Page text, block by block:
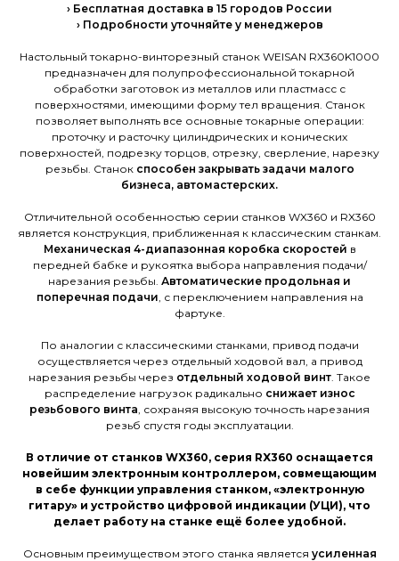
› Бесплатная доставка в 15 городов России
› Подробности уточняйте у менеджеров
Настольный токарно-винторезный станок WEISAN RX360K1000
предназначен для полупрофессиональной токарной
обработки заготовок из металлов или пластмасс с
поверхностями, имеющими форму тел вращения. Станок
позволяет выполнять все основные токарные операции:
проточку и расточку цилиндрических и конических
поверхностей, подрезку торцов, отрезку, сверление, нарезку
резьбы. Станок способен закрывать задачи малого
бизнеса, автомастерских.
Отличительной особенностью серии станков WX360 и RX360
является конструкция, приближенная к классическим станкам.
Механическая 4-диапазонная коробка скоростей в
передней бабке и рукоятка выбора направления подачи/
нарезания резьбы. Автоматические продольная и
поперечная подачи , с переключением направления на
фартуке.
По аналогии с классическими станками, привод подачи
осуществляется через отдельный ходовой вал, а привод
нарезания резьбы через отдельный ходовой винт . Такое
распределение нагрузок радикально снижает износ
резьбового винта , сохраняя высокую точность нарезания
резьб спустя годы эксплуатации.
В отличие от станков WX360, серия RX360 оснащается
новейшим электронным контроллером, совмещающим
в себе функции управления станком, «электронную
гитару» и устройство цифровой индикации (УЦИ), что
делает работу на станке ещё более удобной.
Основным преимуществом этого станка является усиленная